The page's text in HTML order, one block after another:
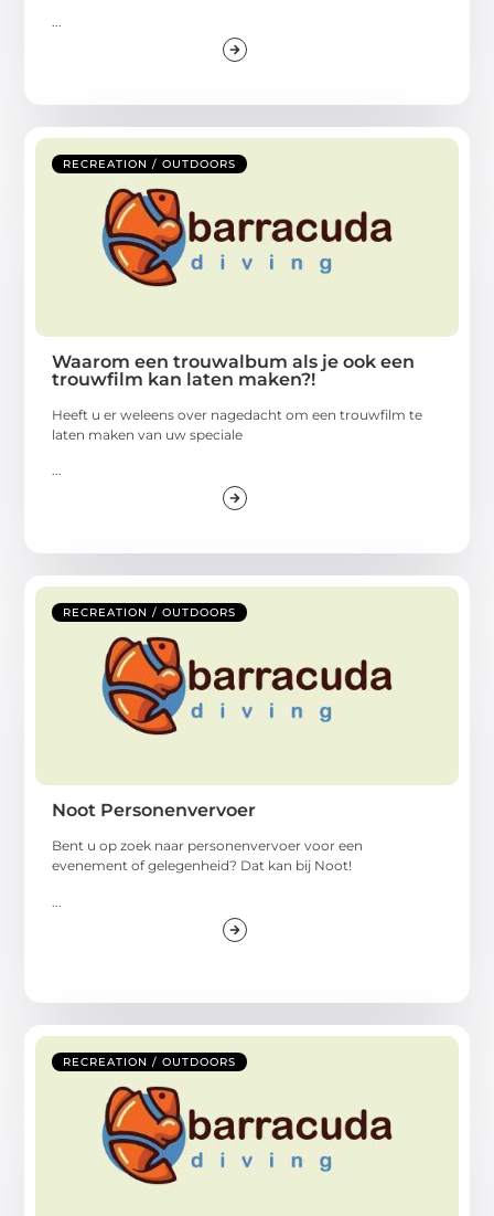
RECREATION / OUTDOORS
Waarom een trouwalbum als je ook een
trouwfilm kan laten maken?!
Heeft u er weleens over nagedacht om een trouwfilm te
laten maken van uw speciale
...
RECREATION / OUTDOORS
Noot Personenvervoer
Bent u op zoek naar personenvervoer voor een
evenement of gelegenheid? Dat kan bij Noot!
RECREATION / OUTDOORS